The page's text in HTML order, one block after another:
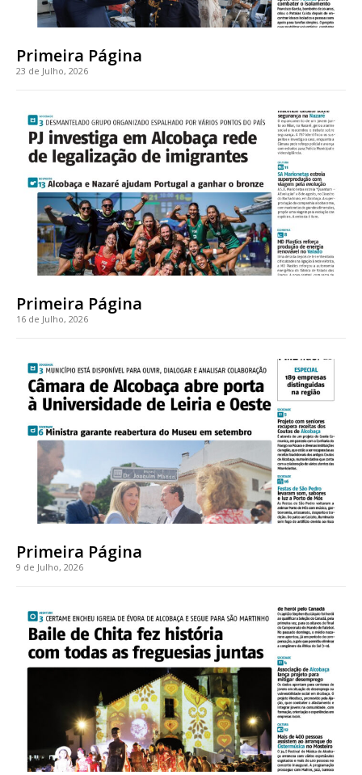
casa
Acesso ao conteúdo online
Acesso aos conteúdos Exclusivos para
assinantes
Escolha o plano
ASSINATURA
DIGITAL ANUAL
16€
Acesso ao conteúdo online
Acesso aos conteúdos Exclusivos para
assinantes
Ofertas para assinatura anual
Escolha o plano
Primeira Página
23 de Julho, 2026
Primeira Página
16 de Julho, 2026
Primeira Página
9 de Julho, 2026